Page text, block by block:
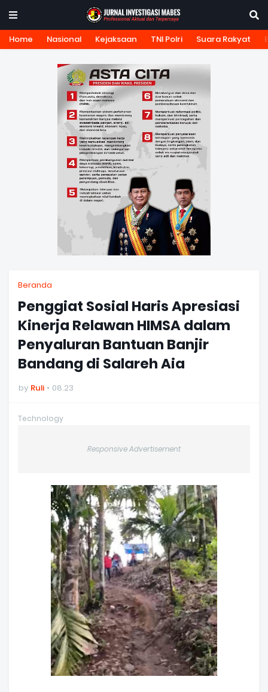
Home Nasional Kejaksaan TNI Polri Suara Rakyat
Beranda
Penggiat Sosial Haris Apresiasi
Kinerja Relawan HIMSA dalam
Penyaluran Bantuan Banjir
Bandang di Salareh Aia
by Ruli 08.23
Technology
Responsive Advertisement